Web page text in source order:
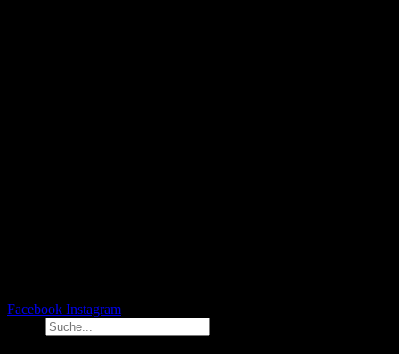
Facebook Instagram